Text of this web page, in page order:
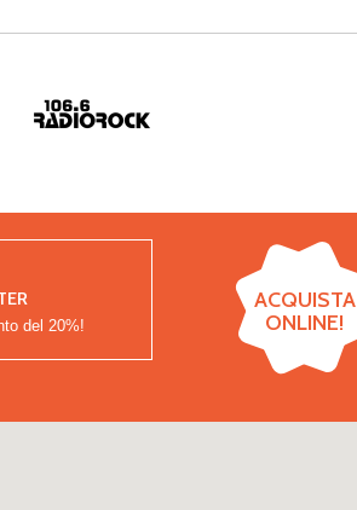
del 20%!
ACQUISTA
ONLINE!